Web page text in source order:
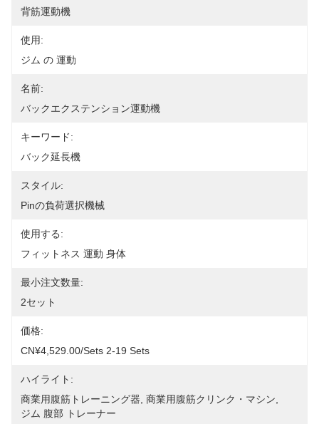
背筋運動機
使用:
ジム の 運動
名前:
バックエクステンション運動機
キーワード:
バック延長機
スタイル:
Pinの負荷選択機械
使用する:
フィットネス 運動 身体
最小注文数量:
2セット
価格:
CN¥4,529.00/sets 2-19 Sets
ハイライト:
商業用腹筋トレーニング器 商業用腹筋クリンク・マシン
ジム 腹部 トレーナー